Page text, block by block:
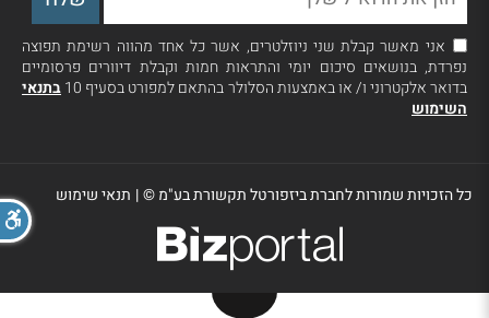
אני מאשר קבלת שני ניוזלטרים, אשר כל אחד מהווה רשימת תפוצה
נפרדת, בנושאים סיכום יומי והתראות חמות וקבלת דיוורים פרסומיים
בדואר אלקטרוני ו/ או באמצעות הסלולר בהתאם למפורט בסעיף 10
בתנאי
השימוש
כל הזכויות שמורות לחברת ביזפורטל תקשורת בע"מ ©| תנאי שימוש